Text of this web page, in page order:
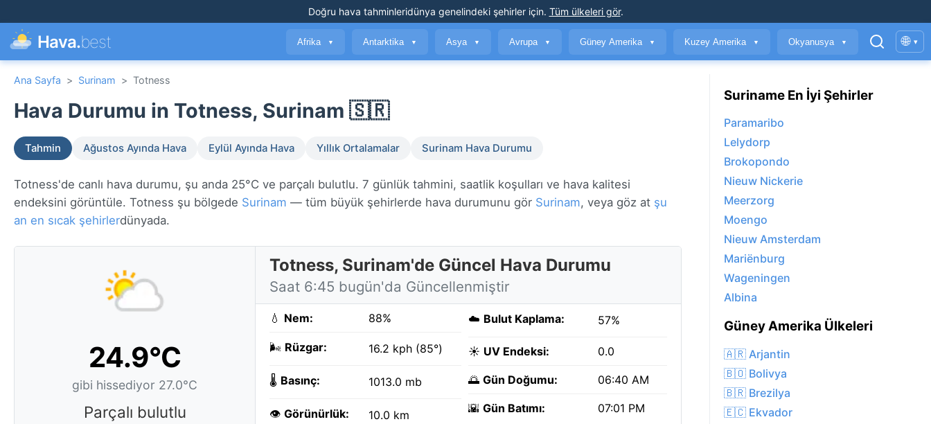
Doğru hava tahminleridünya genelindeki şehirler için. Tüm ülkeleri gör.
Hava.best Afrika ▼ Antarktika ▼ Asya ▼ Avrupa ▼ Güney Amerika ▼ Kuzey Amerika ▼ Okyanusya ▼ 🌐 ▾
Ana Sayfa > Surinam > Totness
Hava Durumu in Totness, Surinam 🇸🇷
Tahmin Ağustos Ayında Hava Eylül Ayında Hava Yıllık Ortalamalar Surinam Hava Durumu
Totness'de canlı hava durumu, şu anda 25°C ve parçalı bulutlu. 7 günlük tahmini, saatlik koşulları ve hava kalitesi
endeksini görüntüle. Totness şu bölgede Surinam — tüm büyük şehirlerde hava durumunu gör Surinam, veya göz at şu
an en sıcak şehirlerdünyada.
24.9°C
gibi hissediyor 27.0°C
Parçalı bulutlu
Totness, Surinam'de Güncel Hava Durumu
Saat 6:45 bugün'da Güncellenmiştir
💧 Nem: 88%
🌬️ Rüzgar: 16.2 kph (85°)
🌡️ Basınç: 1013.0 mb
👁️ Görünürlük: 10.0 km
☁️ Bulut Kaplama: 57%
☀️ UV Endeksi: 0.0
🌅 Gün Doğumu: 06:40 AM
🌇 Gün Batımı: 07:01 PM
Suriname En İyi Şehirler
Paramaribo
Lelydorp
Brokopondo
Nieuw Nickerie
Meerzorg
Moengo
Nieuw Amsterdam
Mariënburg
Wageningen
Albina
Güney Amerika Ülkeleri
🇦🇷 Arjantin
🇧🇴 Bolivya
🇧🇷 Brezilya
🇪🇨 Ekvador